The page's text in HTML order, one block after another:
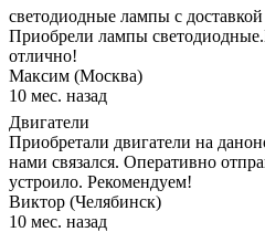
светодиодные лампы с доставкой
Приобрели лампы
отлично!
Максим (Москва)
10 мес. назад
Двигатели
Приобретали двигатели на
нами связался. Оперативно
устроило. Рекомендуем!
Виктор (Челябинск)
10 мес. назад